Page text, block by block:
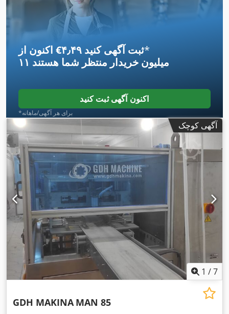
اکنون از ‎€۴٫۴۹ ثبت آگهی کنید*
۱۱ میلیون خریدار منتظر شما هستند
اکنون آگهی ثبت کنید
*برای هر آگهی/ماهانه
آگهی کوچک
1 /7
GDH MAKINA MAN 85